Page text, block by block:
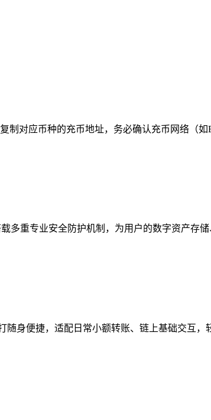
对应币种的充币地址，务必确认充币网络（如
多重专业安全防护机制，为用户的数字资产存储
身便捷，适配日常小额转账、链上基础交互，